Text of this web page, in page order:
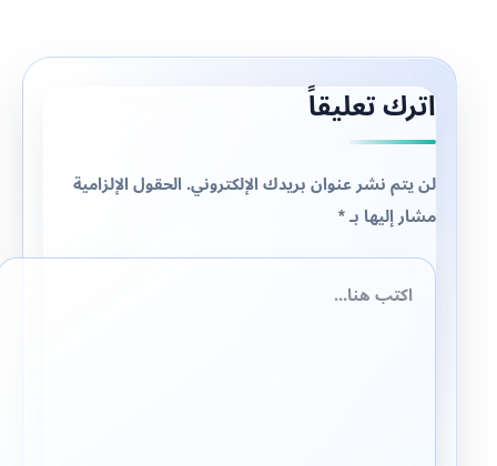
اترك تعليقاً
لن يتم نشر عنوان بريدك الإلكتروني.الحقول الإلزامية
مشار إليها بـ*
اكتب
هنا...